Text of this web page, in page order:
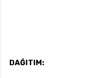
DAĞITIM: